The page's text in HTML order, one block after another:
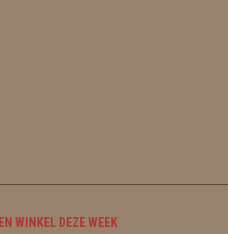
WINKEL DEZE WEEK